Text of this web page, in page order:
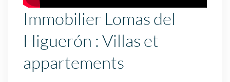
Immobilier Lomas del
Higuerón : Villas et
appartements